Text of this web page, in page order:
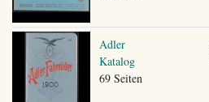
Adler
Katalog
69 Seiten